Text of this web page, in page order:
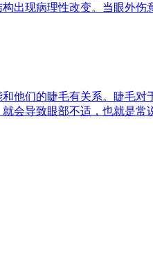
出现病理性改变。当眼外
他们的睫毛有关系。睫毛
会导致眼部不适，也就是